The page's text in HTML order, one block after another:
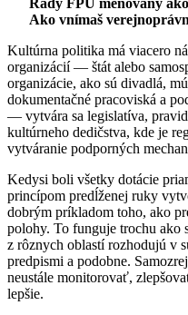
Ako vnímaš
Kultúrna politika má viacero
organizácií — štát alebo
organizácie, ako sú divadlá,
dokumentačné pracoviská a
— vytvára sa legislatíva,
kultúrneho dedičstva, kde je
vytváranie podporných
Kedysi boli všetky dotácie
princípom predĺženej ruky
dobrým príkladom toho, ako
polohy. To funguje trochu ako
z rôznych oblastí rozhodujú v
predpismi a podobne.
neustále monitorovať,
lepšie.